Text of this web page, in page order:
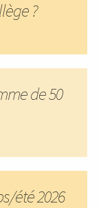
?
de 50
été 2026